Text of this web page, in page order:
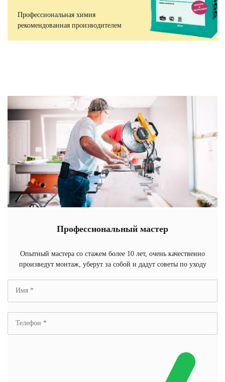
Профессиональная химия
рекомендованная производителем
Профессиональный мастер
Опытный мастера со стажем более 10 лет, очень качественно
произведут монтаж, уберут за собой и дадут советы по уходу